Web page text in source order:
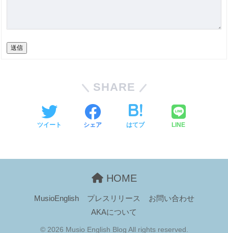
送信
SHARE
ツイート シェア はてブ LINE
HOME
MusioEnglish プレスリリース
お問い合わせ
AKAについて
© 2026 Musio English Blog All rights reserved.